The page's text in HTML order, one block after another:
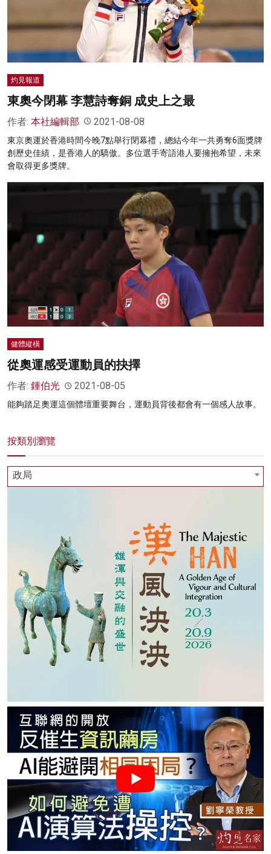
灼見報道
東奧今閉幕 李慧詩奪銅 成史上之最
作者: 本社編輯部 2021-08-08
東京奧運於香港時間今晚7點舉行閉幕禮，總結今年一共勇奪6面獎牌
創歷史佳績，是香港人的驕傲。多位選手寄語港人要擁抱希望，未來
會取得更多獎牌。
健體縱橫
從奧運感受運動員的抉擇
作者: 鍾伯光 2021-08-05
能夠踏足奧運這個體壇重要舞台，運動員背後都會有一個感人故事。
按類別瀏覽
政局